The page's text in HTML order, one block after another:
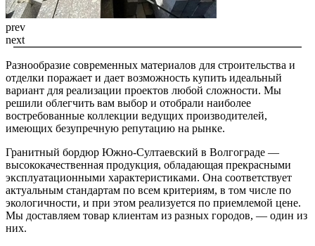
prev
next
Разнообразие современных материалов для строительства и
отделки поражает и дает возможность купить идеальный
вариант для реализации проектов любой сложности. Мы
решили облегчить вам выбор и отобрали наиболее
востребованные коллекции ведущих производителей,
имеющих безупречную репутацию на рынке.
Гранитный бордюр Южно-Султаевский в Волгограде —
высококачественная продукция, обладающая прекрасными
эксплуатационными характеристиками. Она соответствует
актуальным стандартам по всем критериям, в том числе по
экологичности, и при этом реализуется по приемлемой цене.
Мы доставляем товар клиентам из разных городов, — один из
них.